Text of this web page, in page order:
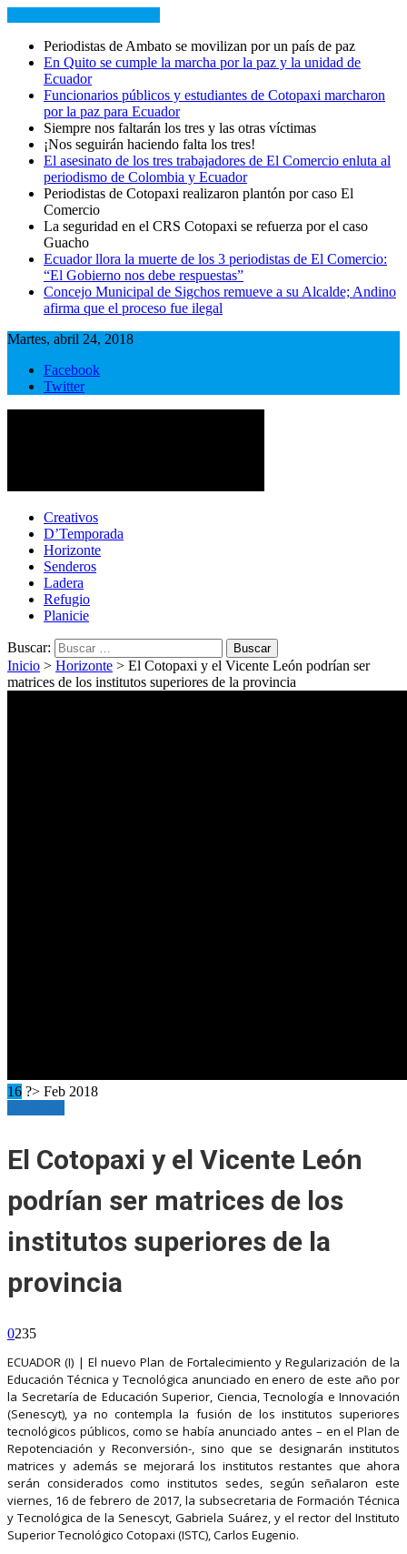
Periodistas de Ambato se movilizan por un país de paz
En Quito se cumple la marcha por la paz y la unidad de
Ecuador
Funcionarios públicos y estudiantes de Cotopaxi marcharon
por la paz para Ecuador
Siempre nos faltarán los tres y las otras víctimas
¡Nos seguirán haciendo falta los tres!
El asesinato de los tres trabajadores de El Comercio enluta al
periodismo de Colombia y Ecuador
Periodistas de Cotopaxi realizaron plantón por caso El
Comercio
La seguridad en el CRS Cotopaxi se refuerza por el caso
Guacho
Ecuador llora la muerte de los 3 periodistas de El Comercio:
“El Gobierno nos debe respuestas”
Concejo Municipal de Sigchos remueve a su Alcalde; Andino
afirma que el proceso fue ilegal
Martes, abril 24, 2018
Facebook
Twitter
Cotopaxi Noticias
Primer periódico multimedia del centro del país
Creativos
D’Temporada
Horizonte
Senderos
Ladera
Refugio
Planicie
Buscar:
Inicio > Horizonte > El Cotopaxi y el Vicente León podrían ser
matrices de los institutos superiores de la provincia
16 ?> Feb 2018
El Cotopaxi y el Vicente León
podrían ser matrices de los
institutos superiores de la
provincia
0235
ECUADOR (I) | El nuevo Plan de Fortalecimiento y Regularización de la
Educación Técnica y Tecnológica anunciado en enero de este año por
la Secretaría de Educación Superior, Ciencia, Tecnología e Innovación
(Senescyt), ya no contempla la fusión de los institutos superiores
tecnológicos públicos, como se había anunciado antes – en el Plan de
Repotenciación y Reconversión-, sino que se designarán institutos
matrices y además se mejorará los institutos restantes que ahora
serán considerados como institutos sedes, según señalaron este
viernes, 16 de febrero de 2017, la subsecretaria de Formación Técnica
y Tecnológica de la Senescyt, Gabriela Suárez, y el rector del Instituto
Superior Tecnológico Cotopaxi (ISTC), Carlos Eugenio.